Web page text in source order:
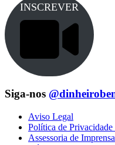
INSCREVER
Siga-nos
Aviso Legal
Política de
Assessoria de Imprensa